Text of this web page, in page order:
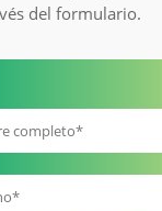
del formulario.